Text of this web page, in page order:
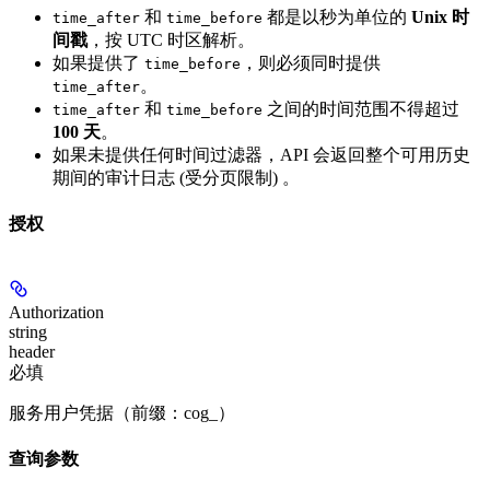
time_after 和 time_before 都是以秒为单位的 Unix 时
间戳，按 UTC 时区解析。
如果提供了 time_before ，则必须同时提供
time_after。
time_after 和 time_before 之间的时间范围不得超过
100 天。
如果未提供任何时间过滤器，API 会返回整个可用历史
期间的审计日志 (受分页限制) 。
授权
Authorization
string
header
必填
服务用户凭据（前缀：cog_）
查询参数